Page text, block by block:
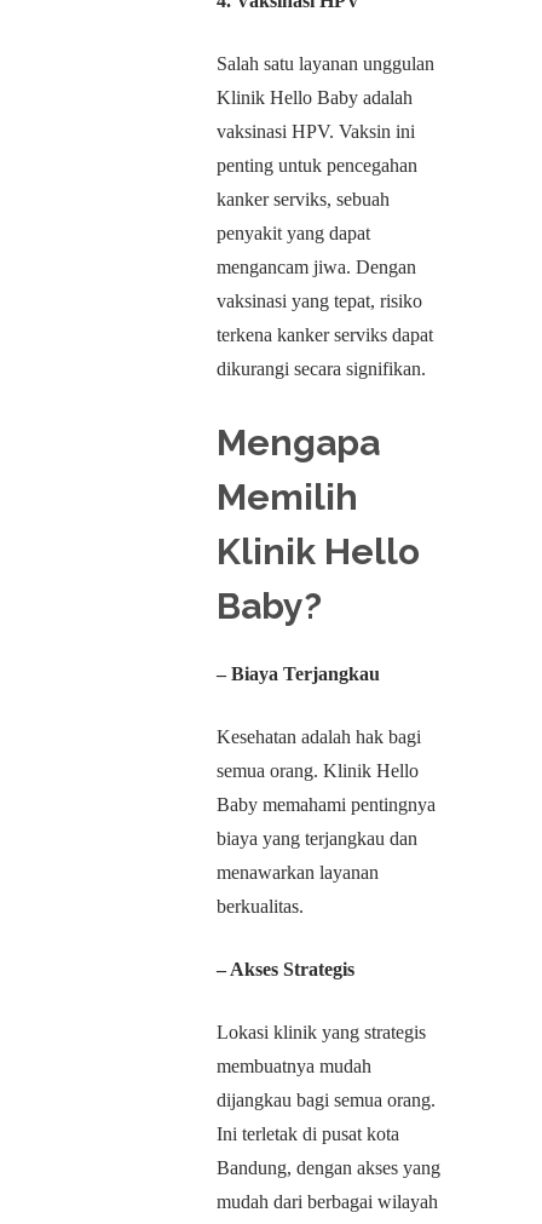
Salah satu layanan unggulan
Klinik Hello Baby adalah
vaksinasi HPV. Vaksin ini
penting untuk pencegahan
kanker serviks, sebuah
penyakit yang dapat
mengancam jiwa. Dengan
vaksinasi yang tepat, risiko
terkena kanker serviks dapat
dikurangi secara signifikan.
Mengapa
Memilih
Klinik Hello
Baby?
– Biaya Terjangkau
Kesehatan adalah hak bagi
semua orang. Klinik Hello
Baby memahami pentingnya
biaya yang terjangkau dan
menawarkan layanan
berkualitas.
– Akses Strategis
Lokasi klinik yang strategis
membuatnya mudah
dijangkau bagi semua orang.
Ini terletak di pusat kota
Bandung, dengan akses yang
mudah dari berbagai wilayah